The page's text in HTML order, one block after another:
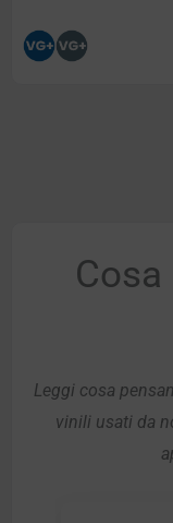
Leggi cosa
vinili usati da